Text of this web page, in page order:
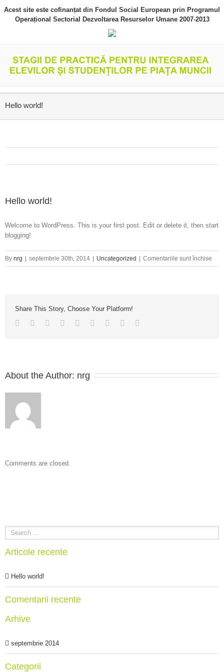
Acest site este cofinanțat din Fondul Social European prin Programul
Operațional Sectorial Dezvoltarea Resurselor Umane 2007-2013
Hello world!
Hello world!
Welcome to WordPress. This is your first post. Edit or delete it, then start
blogging!
By nrg septembrie 30th, 2014 Uncategorized Comentariile sunt închise
Share This Story, Choose Your Platform!
About the Author: nrg
Comments are closed.
Articole recente
Hello world!
Comentarii recente
Arhive
septembrie 2014
Categorii